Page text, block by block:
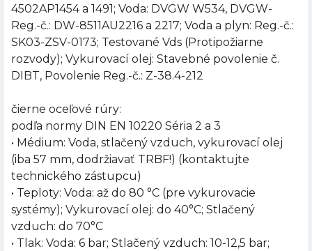
4502AP1454 a 1491; Voda: DVGW W534, DVGW-
Reg.-č.: DW-8511AU2216 a 2217; Voda a plyn: Reg.-č.:
SK03-ZSV-0173; Testované Vds (Protipožiarne
rozvody); Vykurovací olej: Stavebné povolenie č.
DIBT, Povolenie Reg.-č.: Z-38.4-212
čierne oceľové rúry:
podľa normy DIN EN 10220 Séria 2 a 3
• Médium: Voda, stlačený vzduch, vykurovací olej
(iba 57 mm, dodržiavať TRBF!) (kontaktujte
technického zástupcu)
• Teploty: Voda: až do 80 °C (pre vykurovacie
systémy); Vykurovací olej: do 40°C; Stlačený
vzduch: do 70°C
• Tlak: Voda: 6 bar; Stlačený vzduch: 10-12,5 bar;